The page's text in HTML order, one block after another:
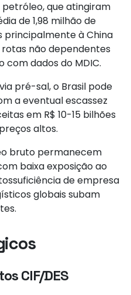
que atingiram
de 1,98 milhão de
principalmente à China
rotas não dependentes
com dados do MDIC.
pré-sal, o Brasil pode
a eventual escassez
em R$ 10-15 bilhões
altos.
bruto permanecem
baixa exposição ao
de empresa
globais subam
CIF/DES